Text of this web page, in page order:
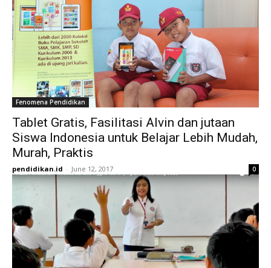
Fenomena Pendidikan
Tablet Gratis, Fasilitasi Alvin dan jutaan
Siswa Indonesia untuk Belajar Lebih Mudah,
Murah, Praktis
pendidikan.id - June 12, 2017 0